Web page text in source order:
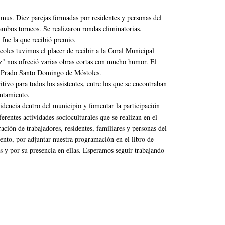
Diez parejas formadas por residentes y personas del
torneos. Se realizaron rondas eliminatorias.
fue la que recibió premio.
tuvimos el placer de recibir a la Coral Municipal
ofreció varias obras cortas con mucho humor. El
Santo Domingo de Móstoles.
para todos los asistentes, entre los que se encontraban
dentro del municipio y fomentar la participación
actividades socioculturales que se realizan en el
de trabajadores, residentes, familiares y personas del
por adjuntar nuestra programación en el libro de
por su presencia en ellas. Esperamos seguir trabajando